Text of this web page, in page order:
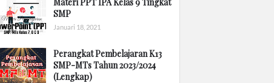
SMP
Januari 18, 2021
Perangkat Pembelajaran K13
SMP-MTs Tahun 2023/2024
(Lengkap)